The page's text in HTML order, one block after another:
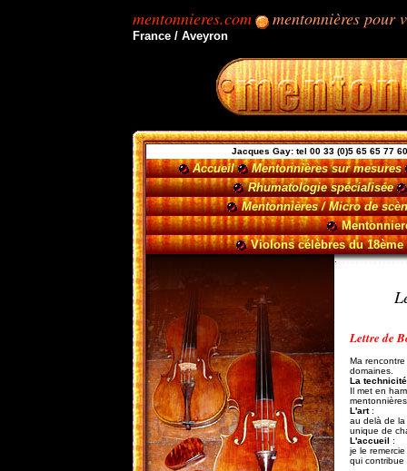
mentonnieres.com mentonnières pour
France / Aveyron
Jacques Gay: tel 00 33 (0)5 65 65 77 60
Accueil
Mentonnières sur mesures
Rhumatologie spécialisée
Mentonnières / Micro de
Violons célèbres du
.
Lettre de
Ma
domaines.
La
Il met en
L'art:
au delà de la
unique de
L'accueil :
je le
qui contribue